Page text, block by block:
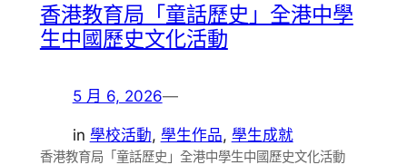
香港教育局「童話歷史」全港中學
生中國歷史文化活動
5 月 6, 2026—
in 學校活動, 學生作品, 學生成就
香港教育局「童話歷史」全港中學生中國歷史文化活動